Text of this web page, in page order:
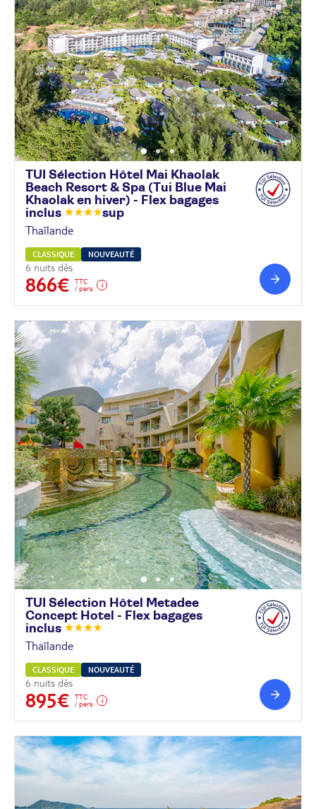
TUI Sélection Hôtel Mai Khaolak
Beach Resort & Spa (Tui Blue Mai
Khaolak en hiver) - Flex bagages
inclus
sup
Thaïlande
CLASSIQUE NOUVEAUTÉ
6 nuits dès
866€
TTC
/ pers.
TUI Sélection Hôtel Metadee
Concept Hotel - Flex bagages
inclus
Thaïlande
CLASSIQUE NOUVEAUTÉ
6 nuits dès
895€
TTC
/ pers.